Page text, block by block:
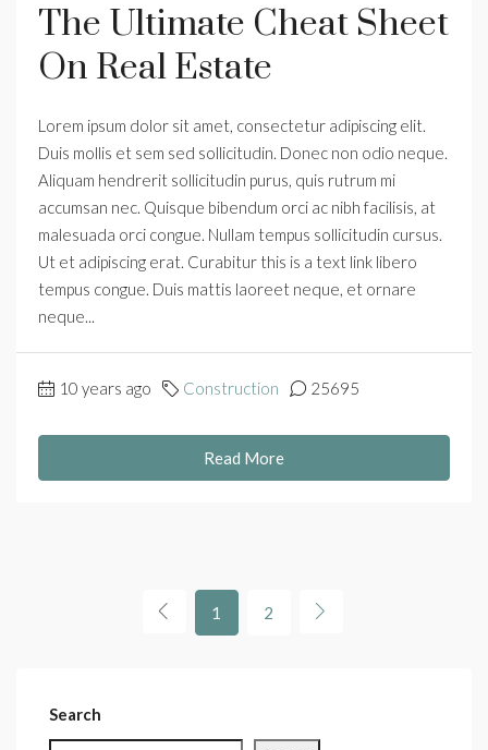
The Ultimate Cheat Sheet
On Real Estate
Lorem ipsum dolor sit amet, consectetur adipiscing elit.
Duis mollis et sem sed sollicitudin. Donec non odio neque.
Aliquam hendrerit sollicitudin purus, quis rutrum mi
accumsan nec. Quisque bibendum orci ac nibh facilisis, at
malesuada orci congue. Nullam tempus sollicitudin cursus.
Ut et adipiscing erat. Curabitur this is a text link libero
tempus congue. Duis mattis laoreet neque, et ornare
neque...
10 years ago Construction 25695
Read More
1 2
Search